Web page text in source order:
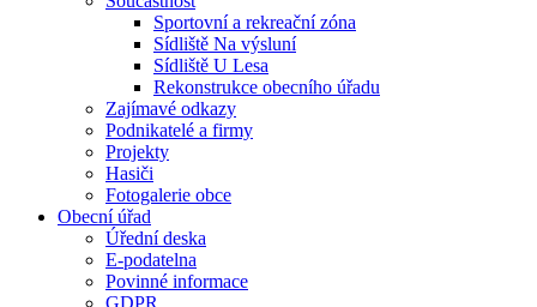
Sportovní a rekreační zóna
Sídliště Na výsluní
Sídliště U Lesa
Rekonstrukce obecního úřadu
Zajímavé odkazy
Podnikatelé a firmy
Projekty
Hasiči
Fotogalerie obce
Obecní úřad
Úřední deska
E-podatelna
Povinné informace
GDPR